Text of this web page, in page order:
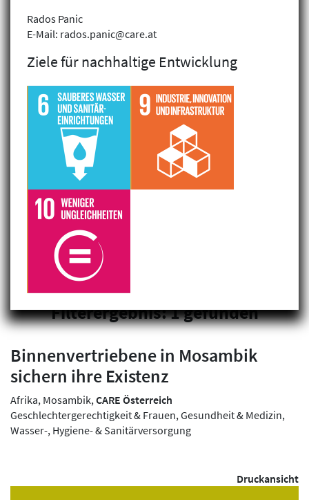
Klimagerechtigkeit
Geschlechtergerechtigkeit
Inklusion
Filterergebnis: 1 gefunden
Binnenvertriebene in Mosambik
sichern ihre Existenz
Afrika, Mosambik, CARE Österreich
Geschlechtergerechtigkeit & Frauen, Gesundheit & Medizin,
Wasser-, Hygiene- & Sanitärversorgung
Druckansicht
Rados Panic
E-Mail: rados.panic@care.at
Ziele für nachhaltige Entwicklung